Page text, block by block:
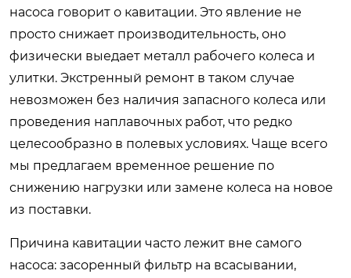
насоса говорит о кавитации. Это явление не
просто снижает производительность, оно
физически выедает металл рабочего колеса и
улитки. Экстренный ремонт в таком случае
невозможен без наличия запасного колеса или
проведения наплавочных работ, что редко
целесообразно в полевых условиях. Чаще всего
мы предлагаем временное решение по
снижению нагрузки или замене колеса на новое
из поставки.
Причина кавитации часто лежит вне самого
насоса: засоренный фильтр на всасывании,